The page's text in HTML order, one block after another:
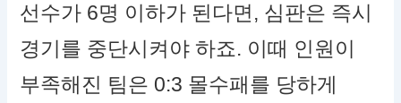
선수가 6명 이하가 된다면, 심판은 즉시
경기를 중단시켜야 하죠. 이때 인원이
부족해진 팀은 0:3 몰수패를 당하게